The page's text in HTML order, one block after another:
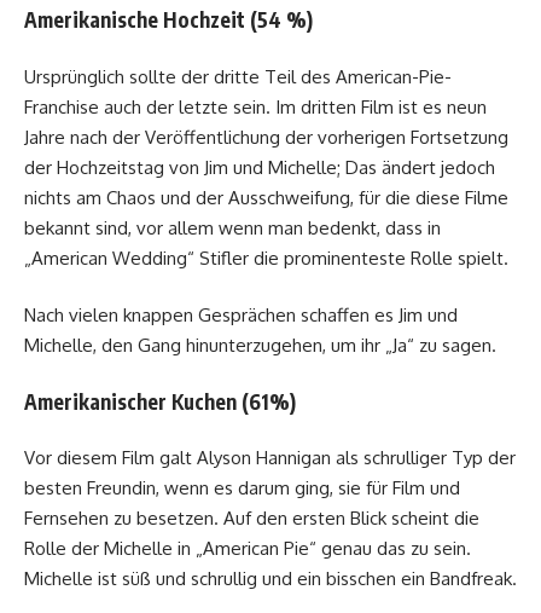
Amerikanische Hochzeit (54 %)
Ursprünglich sollte der dritte Teil des American-Pie-
Franchise auch der letzte sein. Im dritten Film ist es neun
Jahre nach der Veröffentlichung der vorherigen Fortsetzung
der Hochzeitstag von Jim und Michelle; Das ändert jedoch
nichts am Chaos und der Ausschweifung, für die diese Filme
bekannt sind, vor allem wenn man bedenkt, dass in
„American Wedding“ Stifler die prominenteste Rolle spielt.
Nach vielen knappen Gesprächen schaffen es Jim und
Michelle, den Gang hinunterzugehen, um ihr „Ja“ zu sagen.
Amerikanischer Kuchen (61%)
Vor diesem Film galt Alyson Hannigan als schrulliger Typ der
besten Freundin, wenn es darum ging, sie für Film und
Fernsehen zu besetzen. Auf den ersten Blick scheint die
Rolle der Michelle in „American Pie“ genau das zu sein.
Michelle ist süß und schrullig und ein bisschen ein Bandfreak.